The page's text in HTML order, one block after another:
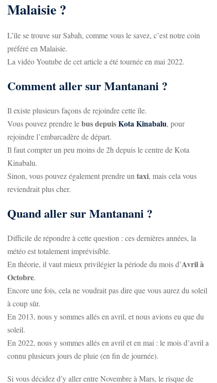
Malaisie ?
L’île se trouve sur Sabah, comme vous le savez, c’est notre coin
préféré en Malaisie.
La vidéo Youtube de cet article a été tournée en mai 2022.
Comment aller sur Mantanani ?
Il existe plusieurs façons de rejoindre cette île.
Vous pouvez prendre lebus depuisKota Kinabalu, pour
rejoindre l’embarcadère de départ.
Il faut compter un peu moins de 2h depuis le centre de Kota
Kinabalu.
Sinon, vous pouvez également prendre un taxi, mais cela vous
reviendrait plus cher.
Quand aller sur Mantanani ?
Difficile de répondre à cette question : ces dernières années, la
météo est totalement imprévisible.
En théorie, il vaut mieux privilégier la période du mois d’Avril à
Octobre.
Encore une fois, cela ne voudrait pas dire que vous aurez du soleil
à coup sûr.
En 2013, nous y sommes allés en avril, et nous avions eu que du
soleil.
En 2022, nous y sommes allés en avril et en mai : le mois d’avril a
connu plusieurs jours de pluie (en fin de journée).
Si vous décidez d’y aller entre Novembre à Mars, le risque de